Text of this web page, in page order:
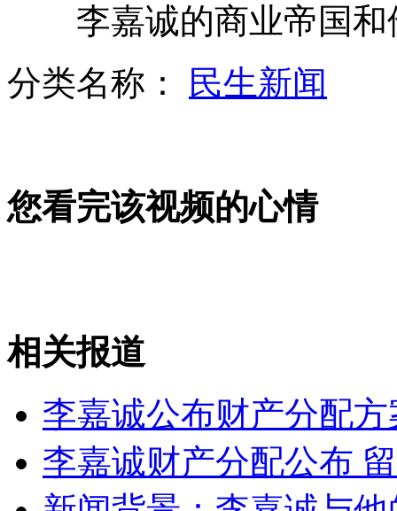
女孩北京地铁殴打老人 痛下狠手拳打脚踢
李嘉诚的商业帝国和
分类名称：
民生新闻
您看完该视频的心情
相关报道
李嘉诚公布财产分配
李嘉诚财产分配公布